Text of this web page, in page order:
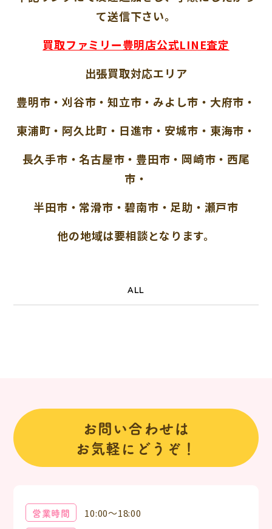
て送信下さい。
買取ファミリー豊明店公式LINE査定
出張買取対応エリア
豊明市・刈谷市・知立市・みよし市・大府市・
東浦町・阿久比町・日進市・安城市・東海市・
長久手市・名古屋市・豊田市・岡崎市・西尾
市・
半田市・常滑市・碧南市・足助・瀬戸市
他の地域は要相談となります。
ALL
お問い合わせは
お気軽にどうぞ！
営業時間
10:00～18:00